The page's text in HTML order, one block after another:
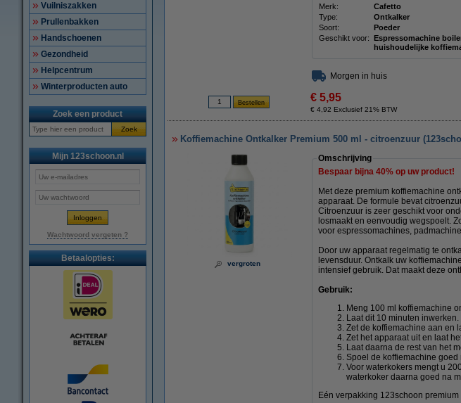
Vuilniszakken
Prullenbakken
Handschoenen
Gezondheid
Helpcentrum
Winterproducten auto
Zoek een product
Zoek
Mijn 123schoon.nl
Wachtwoord vergeten ?
Betaalopties:
Merk: Cafetto
Type:
Ontkalker
Soort:
Poeder
Geschikt voor: Espressomachine
huishoudelijke
Morgen in huis
€ 5,95
€ 4,92 Exclusief 21% BTW
Koffiemachine Ontkalker Premium 500 ml - citroenzuur
vergroten
Omschrijving
Bespaar bijna 40% op uw product!
Met deze premium koffiemachine
apparaat. De formule bevat
Citroenzuur is zeer geschikt voor
losmaakt en eenvoudig wegspoelt.
voor espressomachines,
Door uw apparaat regelmatig te
levensduur. Ontkalk uw
intensief gebruik. Dat maakt deze
Gebruik:
Meng 100 ml koffiemachine
Laat dit 10 minuten inwerken.
Zet de koffiemachine aan en
Zet het apparaat uit en laat
Laat daarna de rest van het
Spoel de koffiemachine
Voor waterkokers mengt u
waterkoker daarna goed na
Eén verpakking 123schoon